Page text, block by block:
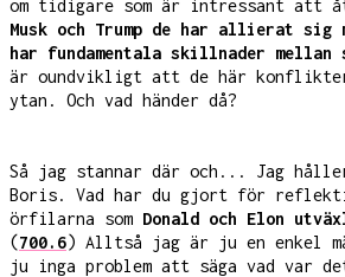
om tidigare som är intressant att
Musk och Trump de har allierat sig
har fundamentala skillnader mellan
är oundvikligt att de här
ytan. Och vad händer då?
Så jag stannar där och... Jag
Boris. Vad har du gjort för
örfilarna som Donald och Elon
(700.6) Alltså jag är ju en enkel
ju inga problem att säga vad var